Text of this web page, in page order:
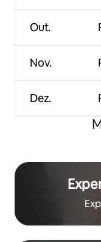
Out.
Nov.
Dez.